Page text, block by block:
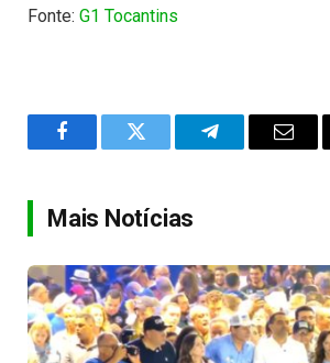
Fonte: G1 Tocantins
FacebookTwitter TelegramEmail
Mais Notícias